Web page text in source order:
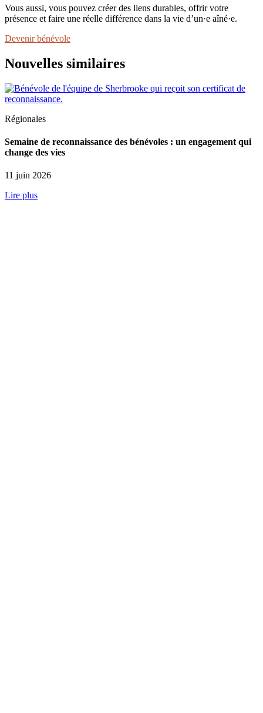
Vous aussi, vous pouvez créer des liens durables, offrir votre
présence et faire une réelle différence dans la vie d’un·e aîné·e.
Devenir bénévole
Nouvelles similaires
Régionales
Semaine de reconnaissance des bénévoles : un engagement qui
change des vies
11 juin 2026
Lire plus